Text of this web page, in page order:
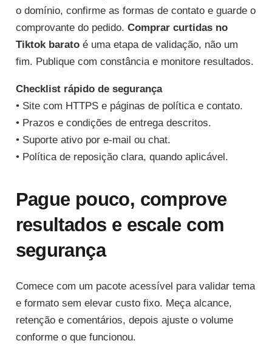
o domínio, confirme as formas de contato e guarde o
comprovante do pedido. Comprar curtidas no
Tiktok baratoé uma etapa de validação, não um
fim. Publique com constância e monitore resultados.
Checklist rápido de segurança
• Site com HTTPS e páginas de política e contato.
• Prazos e condições de entrega descritos.
• Suporte ativo por e-mail ou chat.
• Política de reposição clara, quando aplicável.
Pague pouco, comprove
resultados e escale com
segurança
Comece com um pacote acessível para validar tema
e formato sem elevar custo fixo. Meça alcance,
retenção e comentários, depois ajuste o volume
conforme o que funcionou.